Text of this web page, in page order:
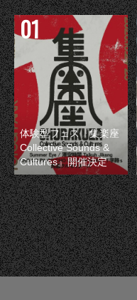
体験型フェス『集楽座
Collective Sounds &
Cultures』開催決定